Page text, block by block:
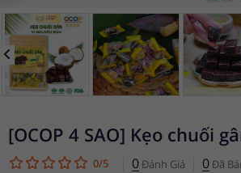
[OCOP 4 SAO] Kẹo chuối
0/5 0Đánh Giá 0Đã